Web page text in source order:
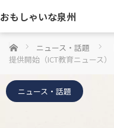
おもしゃいな泉州
ホーム ニュース・話題
提供開始（ICT教育ニュース）
ニュース・話題